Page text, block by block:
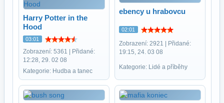
Harry Potter in the
Hood
03:01
Zobrazení: 5361 | Přidané:
12:28, 29. 02 08
Kategorie: Hudba a tanec
ebency u hrabovcu
02:01
Zobrazení: 2921 | Přidané:
19:15, 24. 03 08
Kategorie: Lidé a příběhy